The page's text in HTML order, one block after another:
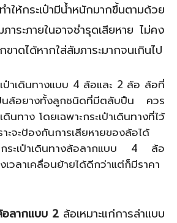
ให้กระเป๋ามีน้ำหนักมากขึ้นตามด้วย
าระภายในอาจชำรุดเสียหาย ไม่คง
าดได้หากใส่สัมภาระมากจนเกินไป
าเดินทางแบบ 4 ล้อและ 2 ล้อ ล้อที่
นล้อยางทั้งลูกชนิดที่มีตลับปืน ควร
ดินทาง โดยเฉพาะกระเป๋าเดินทางที่ไว้
ะจะป้องกันการเสียหายของล้อได้
กระเป๋าเดินทางล้อลากแบบ 4 ล้อ
เวลาเคลื่อนย้ายได้ดีกว่าแต่ก็มีราคา
อลากแบบ 2 ล้อเหมาะแก่การล่าแบบ